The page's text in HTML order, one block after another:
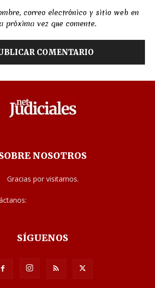
correo electrónico y sitio web en
próxima vez que comente.
NOSOTROS
Gracias por visitarnos.
SÍGUENOS